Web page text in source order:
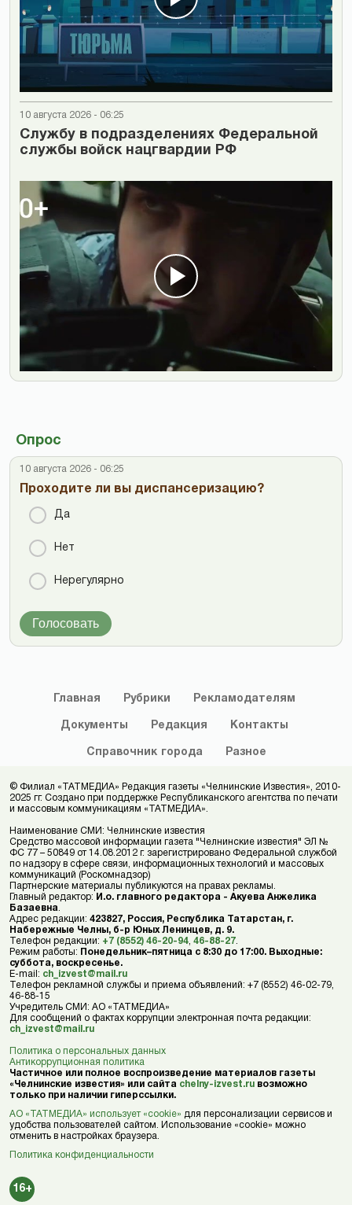
10 августа 2026 - 06:25
Cлужбу в подразделениях Федеральной
службы войск нацгвардии РФ
Опрос
10 августа 2026 - 06:25
Проходите ли вы диспансеризацию?
Да
Нет
Нерегулярно
Голосовать
Главная Рубрики Рекламодателям
Документы Редакция Контакты
Справочник города Разное
© Филиал «ТАТМЕДИА» Редакция газеты «Челнинские Известия», 2010-
2025 гг. Создано при поддержке Республиканского агентства по печати
и массовым коммуникациям «ТАТМЕДИА».
Наименование СМИ: Челнинские известия
Средство массовой информации газета "Челнинские известия" ЭЛ №
ФС 77 – 50849 от 14.08.2012 г. зарегистрировано Федеральной службой
по надзору в сфере связи, информационных технологий и массовых
коммуникаций (Роскомнадзор)
Партнерские материалы публикуются на правах рекламы.
Главный редактор: И.о. главного редактора - Акуева Анжелика
Базаевна
Адрес редакции: 423827, Россия, Республика Татарстан, г.
Набережные Челны, б-р Юных Ленинцев, д. 9.
Телефон редакции: +7 (8552) 46-20-94 46-88-27
Режим работы: Понедельник–пятница с 8:30 до 17:00. Выходные:
суббота, воскресенье.
E-mail: ch_izvest@mail.ru
Телефон рекламной службы и приема объявлений: +7 (8552) 46-02-79,
46-88-15
Учредитель СМИ: АО «ТАТМЕДИА»
Для сообщений о фактах коррупции электронная почта редакции:
ch_izvest@mail.ru
Политика о персональных данных
Антикоррупционная политика
Частичное или полное воспроизведение материалов газеты
«Челнинские известия» или сайта chelny-izvest.ru возможно
только при наличии гиперссылки.
АО «ТАТМЕДИА» использует «cookie» для персонализации сервисов и
удобства пользователей сайтом. Использование «cookie» можно
отменить в настройках браузера.
Политика конфиденциальности
16+